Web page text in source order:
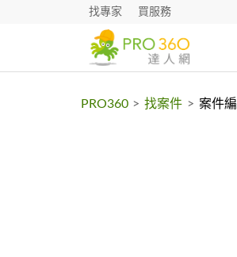
找專家 買服務
PRO360 > 找案件 > 案件